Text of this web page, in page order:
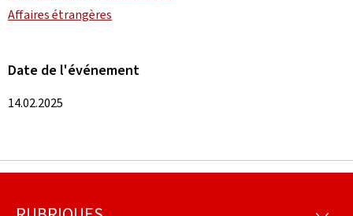
Affaires étrangères
Date de l'événement
14.02.2025